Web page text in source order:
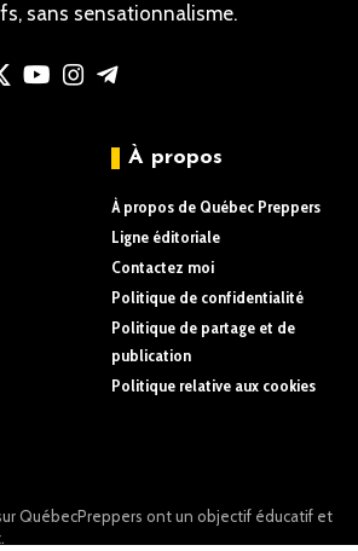
sans sensationnalisme.
À propos
À propos de Québec Preppers
Ligne éditoriale
Contactez moi
Politique de confidentialité
Politique de partage et de
publication
Politique relative aux cookies
QuébecPreppers ont un objectif éducatif et